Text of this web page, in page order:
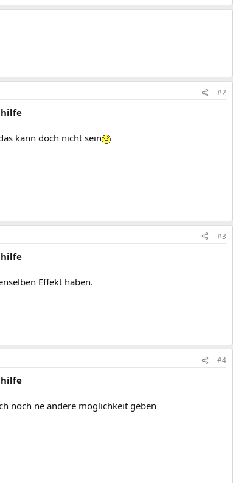
#2
hilfe
kann doch nicht sein
#3
hilfe
Effekt haben.
#4
hilfe
noch ne andere möglichkeit geben